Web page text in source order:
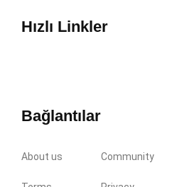
Hızlı Linkler
Bağlantılar
About us Community